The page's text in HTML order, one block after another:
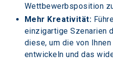
Wettbewerbsposition
Mehr Kreativität:
einzigartige Szenarien
diese, um die von
entwickeln und das